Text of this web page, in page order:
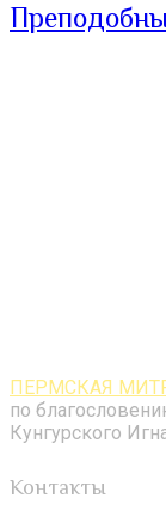
ПЕРМСКАЯ
по
Кунгурского
Контакты